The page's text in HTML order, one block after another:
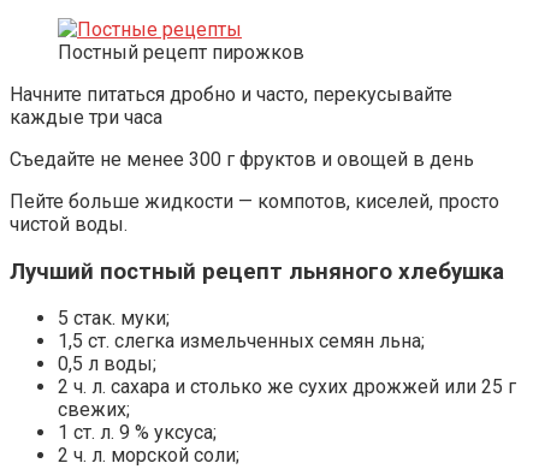
Постный рецепт пирожков
Начните питаться дробно и часто, перекусывайте
каждые три часа
Съедайте не менее 300 г фруктов и овощей в день
Пейте больше жидкости — компотов, киселей, просто
чистой воды.
Лучший постный рецепт льняного хлебушка
5 стак. муки;
1,5 ст. слегка измельченных семян льна;
0,5 л воды;
2 ч. л. сахара и столько же сухих дрожжей или 25 г
свежих;
1 ст. л. 9 % уксуса;
2 ч. л. морской соли;